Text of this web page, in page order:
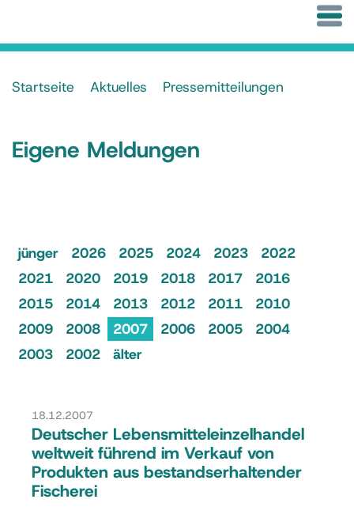
Startseite Aktuelles Pressemitteilungen
Eigene Meldungen
jünger 2026 2025 2024 2023
2022
2021
2020 2019 2018 2017
2016
2015
2014 2013 2012 2011
2010
2009
2008 2007 2006 2005
2004
2003
2002 älter
18.12.2007
Deutscher Lebensmitteleinzelhandel
weltweit führend im Verkauf von
Produkten aus bestandserhaltender
Fischerei